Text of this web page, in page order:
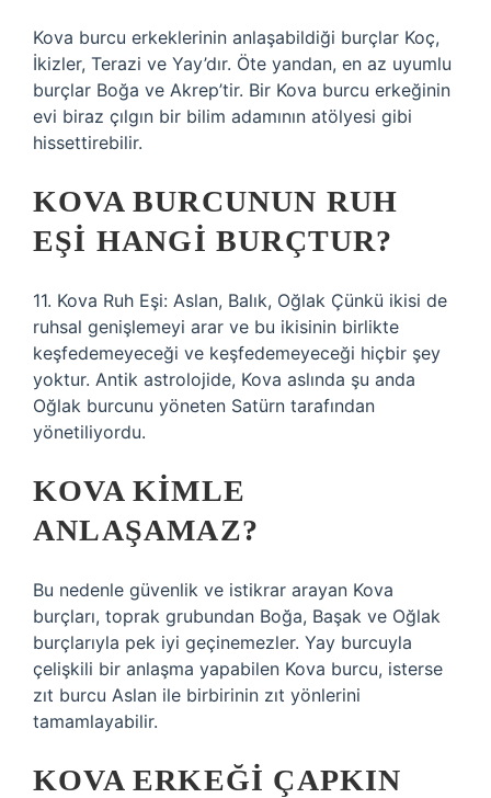
Kova burcu erkeklerinin anlaşabildiği burçlar Koç,
İkizler, Terazi ve Yay’dır. Öte yandan, en az uyumlu
burçlar Boğa ve Akrep’tir. Bir Kova burcu erkeğinin
evi biraz çılgın bir bilim adamının atölyesi gibi
hissettirebilir.
KOVA BURCUNUN RUH
EŞI HANGI BURÇTUR?
11. Kova Ruh Eşi: Aslan, Balık, Oğlak Çünkü ikisi de
ruhsal genişlemeyi arar ve bu ikisinin birlikte
keşfedemeyeceği ve keşfedemeyeceği hiçbir şey
yoktur. Antik astrolojide, Kova aslında şu anda
Oğlak burcunu yöneten Satürn tarafından
yönetiliyordu.
KOVA KIMLE
ANLAŞAMAZ?
Bu nedenle güvenlik ve istikrar arayan Kova
burçları, toprak grubundan Boğa, Başak ve Oğlak
burçlarıyla pek iyi geçinemezler. Yay burcuyla
çelişkili bir anlaşma yapabilen Kova burcu, isterse
zıt burcu Aslan ile birbirinin zıt yönlerini
tamamlayabilir.
KOVA ERKEĞI ÇAPKIN